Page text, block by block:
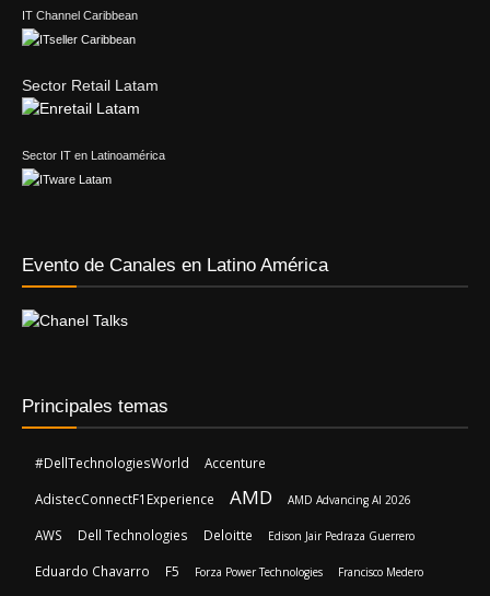
IT Channel Caribbean
Sector Retail Latam
Sector IT en Latinoamérica
Evento de Canales en Latino América
Principales temas
#DellTechnologiesWorld Accenture
AdistecConnectF1Experience AMD AMD Advancing AI 2026
AWS Dell Technologies Deloitte Edison Jair Pedraza Guerrero
Eduardo Chavarro F5 Forza Power Technologies Francisco Medero